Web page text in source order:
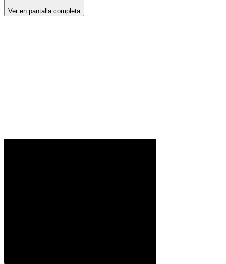
Ver en pantalla completa